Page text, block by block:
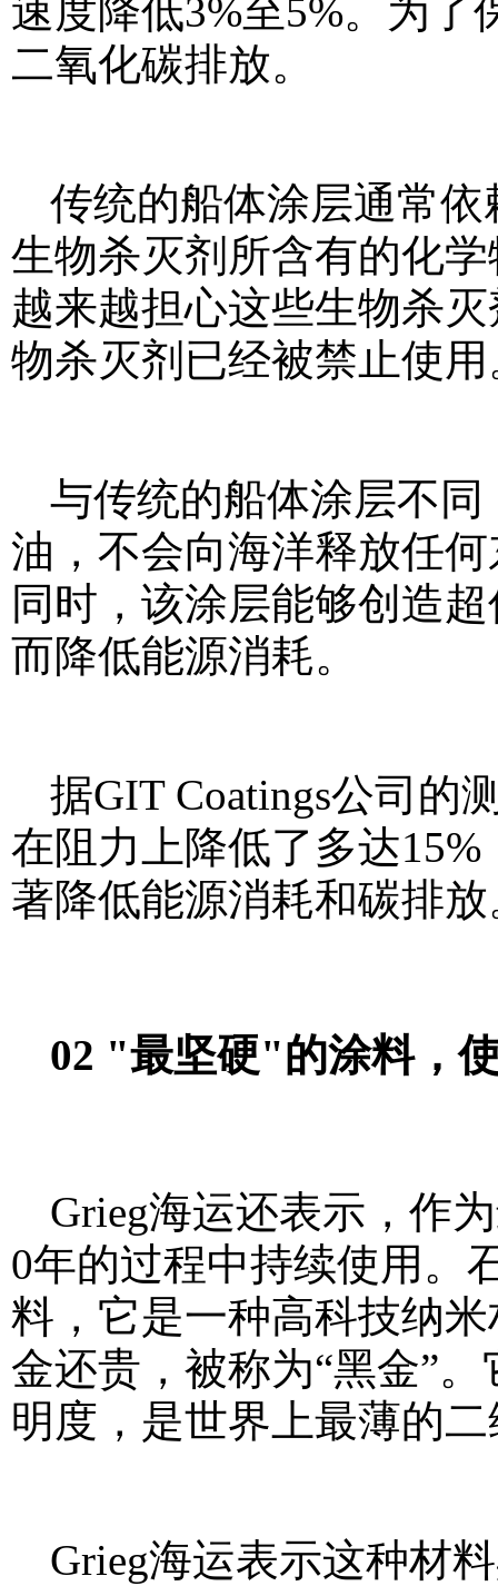
速度降低3%至5%。为
二氧化碳排放。
传统的船体涂层通常
生物杀灭剂所含有的化
越来越担心这些生物杀
物杀灭剂已经被禁止使用
与传统的船体涂层不
油，不会向海洋释放任
同时，该涂层能够创造
而降低能源消耗。
据GIT Coatings公司的
在阻力上降低了多达
著降低能源消耗和碳排放
02 "最坚硬"的涂料，
Grieg海运还表示，作
0年的过程中持续使用。
料，它是一种高科技纳
金还贵，被称为“黑金”
明度，是世界上最薄的
Grieg海运表示这种材